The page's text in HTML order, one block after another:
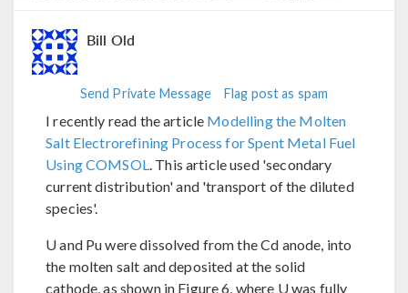
Bill Old
Send Private Message Flag post as spam
I recently read the article Modelling the Molten
Salt Electrorefining Process for Spent Metal Fuel
Using COMSOL . This article used 'secondary
current distribution' and 'transport of the diluted
species'.
U and Pu were dissolved from the Cd anode, into
the molten salt and deposited at the solid
cathode, as shown in Figure 6, where U was fully